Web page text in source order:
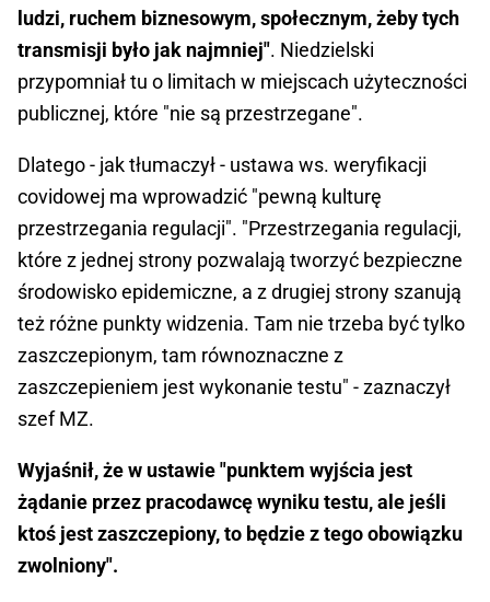
ludzi, ruchem biznesowym, społecznym, żeby tych
transmisji było jak najmniej". Niedzielski
przypomniał tu o limitach w miejscach użyteczności
publicznej, które "nie są przestrzegane".
Dlatego - jak tłumaczył - ustawa ws. weryfikacji
covidowej ma wprowadzić "pewną kulturę
przestrzegania regulacji". "Przestrzegania regulacji,
które z jednej strony pozwalają tworzyć bezpieczne
środowisko epidemiczne, a z drugiej strony szanują
też różne punkty widzenia. Tam nie trzeba być tylko
zaszczepionym, tam równoznaczne z
zaszczepieniem jest wykonanie testu" - zaznaczył
szef MZ.
Wyjaśnił, że w ustawie "punktem wyjścia jest
żądanie przez pracodawcę wyniku testu, ale jeśli
ktoś jest zaszczepiony, to będzie z tego obowiązku
zwolniony".